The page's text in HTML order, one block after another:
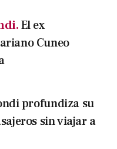
El ex
Cuneo
profundiza su
sin viajar a